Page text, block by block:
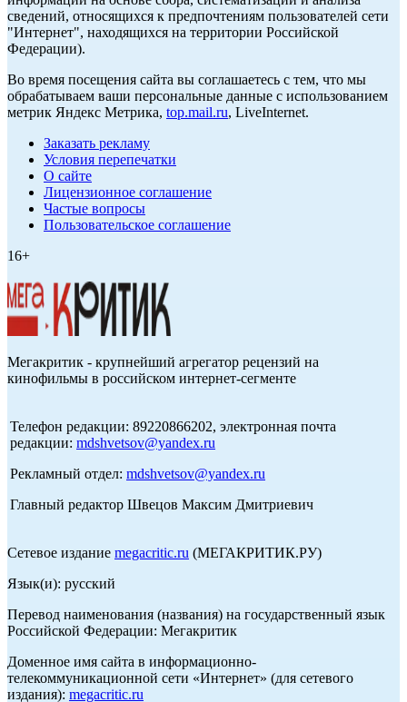
сведений, относящихся к предпочтениям пользователей сети
"Интернет", находящихся на территории Российской
Федерации).
Во время посещения сайта вы соглашаетесь с тем, что мы
обрабатываем ваши персональные данные с использованием
метрик Яндекс Метрика, top.mail.ru, LiveInternet.
Заказать рекламу
Условия перепечатки
О сайте
Лицензионное соглашение
Частые вопросы
Пользовательское соглашение
16+
Мегакритик - крупнейший агрегатор рецензий на
кинофильмы в российском интернет-сегменте
Телефон редакции: 89220866202, электронная почта
редакции: mdshvetsov@yandex.ru
Рекламный отдел: mdshvetsov@yandex.ru
Главный редактор Швецов Максим Дмитриевич
Сетевое издание megacritic.ru (МЕГАКРИТИК.РУ)
Язык(и): русский
Перевод наименования (названия) на государственный язык
Российской Федерации: Мегакритик
Доменное имя сайта в информационно-
телекоммуникационной сети «Интернет» (для сетевого
издания): megacritic.ru